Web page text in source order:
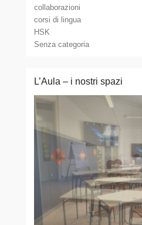
collaborazioni
corsi di lingua
HSK
Senza categoria
L’Aula – i nostri spazi